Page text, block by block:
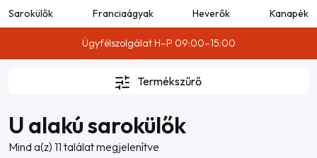
Sarokülők Franciaágyak Heverők Kanapék
Ügyfélszolgálat H–P 09:00–15:00
Termékszűrő
U alakú sarokülők
Mind a(z) 11 találat megjelenítve